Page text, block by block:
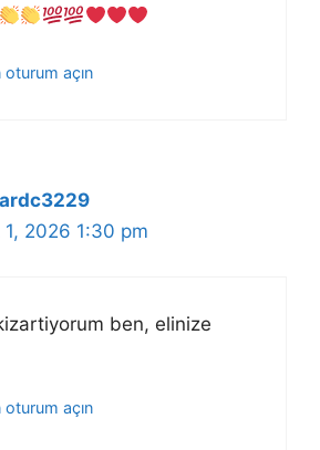
oturum açın
1, 2026 1:30 pm
ben, elinize
oturum açın